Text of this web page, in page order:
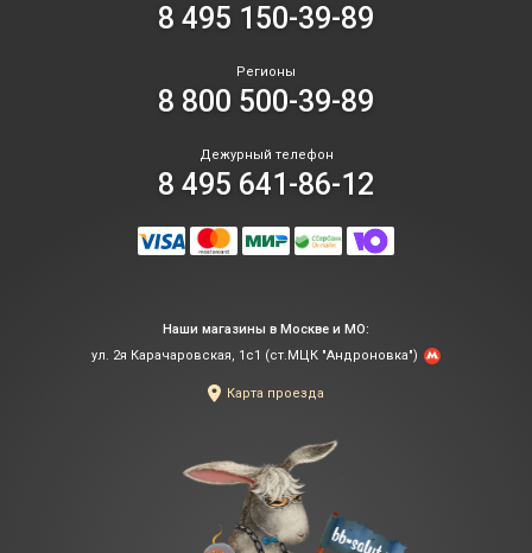
8 495 150-39-89
Регионы
8 800 500-39-89
Дежурный телефон
8 495 641-86-12
Наши магазины в Москве и МО:
ул. 2я Карачаровская, 1с1 (ст.МЦК "Андроновка")
Карта проезда